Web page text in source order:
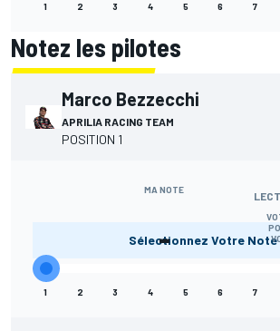
1 2 3 4 5 6 7
Notez les pilotes
Marco Bezzecchi
APRILIA RACING TEAM
POSITION 1
MA NOTE
-
Sélectionnez Votre Note
1 2 3 4 5 6 7